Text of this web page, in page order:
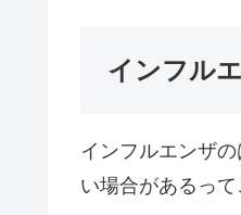
インフル
インフルエンザ
い場合があるって